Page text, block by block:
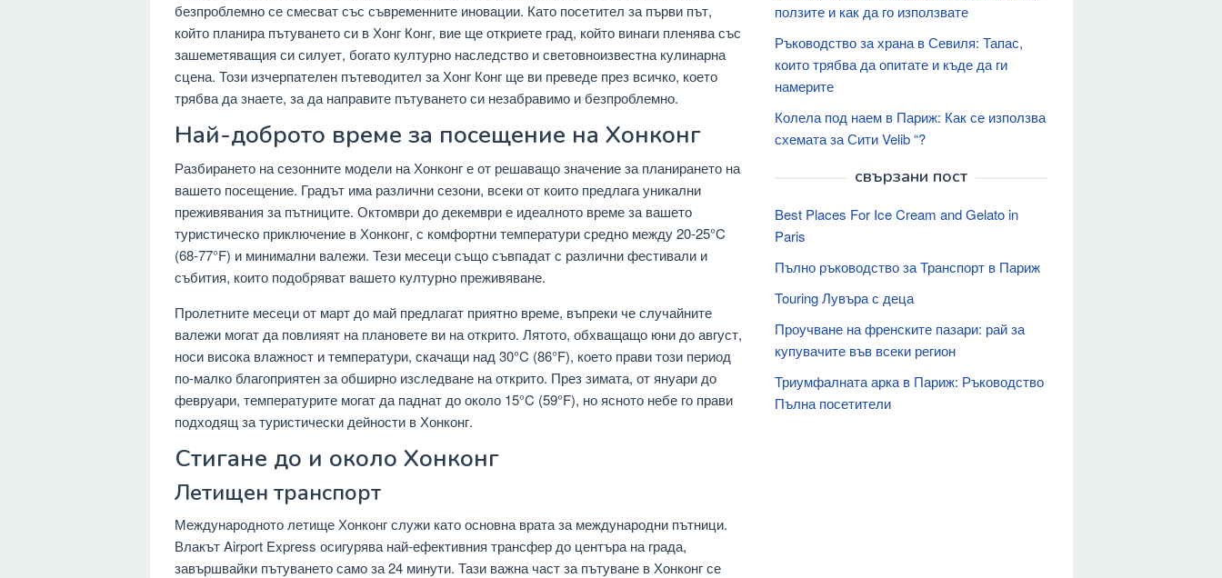
безпроблемно се смесват със съвременните иновации. Като посетител за първи път,
който планира пътуването си в Хонг Конг, вие ще откриете град, който винаги пленява със
зашеметяващия си силует, богато културно наследство и световноизвестна кулинарна
сцена. Този изчерпателен пътеводител за Хонг Конг ще ви преведе през всичко, което
трябва да знаете, за да направите пътуването си незабравимо и безпроблемно.
Най-доброто време за посещение на Хонконг
Разбирането на сезонните модели на Хонконг е от решаващо значение за планирането на
вашето посещение. Градът има различни сезони, всеки от които предлага уникални
преживявания за пътниците. Октомври до декември е идеалното време за вашето
туристическо приключение в Хонконг, с комфортни температури средно между 20-25°C
(68-77°F) и минимални валежи. Тези месеци също съвпадат с различни фестивали и
събития, които подобряват вашето културно преживяване.
Пролетните месеци от март до май предлагат приятно време, въпреки че случайните
валежи могат да повлияят на плановете ви на открито. Лятото, обхващащо юни до август,
носи висока влажност и температури, скачащи над 30°C (86°F), което прави този период
по-малко благоприятен за обширно изследване на открито. През зимата, от януари до
февруари, температурите могат да паднат до около 15°C (59°F), но ясното небе го прави
подходящ за туристически дейности в Хонконг.
Стигане до и около Хонконг
Летищен транспорт
Международното летище Хонконг служи като основна врата за международни пътници.
Влакът Airport Express осигурява най-ефективния трансфер до центъра на града,
завършвайки пътуването само за 24 минути. Тази важна част за пътуване в Хонконг се
ползите и как да го използвате
Ръководство за храна в Севиля: Тапас,
които трябва да опитате и къде да ги
намерите
Колела под наем в Париж: Как се използва
схемата за Сити Velib “?
свързани пост
Best Places For Ice Cream and Gelato in
Paris
Пълно ръководство за Транспорт в Париж
Touring Лувъра с деца
Проучване на френските пазари: рай за
купувачите във всеки регион
Триумфалната арка в Париж: Ръководство
Пълна посетители